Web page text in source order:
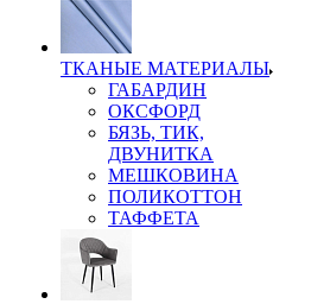
ТКАНЫЕ МАТЕРИАЛЫ
ГАБАРДИН
ОКСФОРД
БЯЗЬ, ТИК,
ДВУНИТКА
МЕШКОВИНА
ПОЛИКОТТОН
ТАФФЕТА